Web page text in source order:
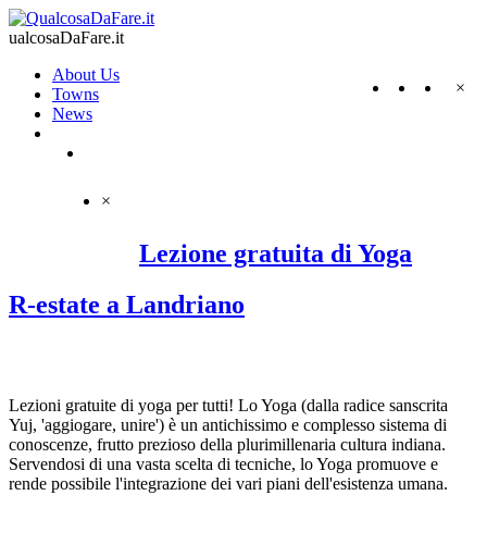
ualcosaDaFare.it
×
About Us
Towns
News
×
Lezione gratuita di Yoga
R-estate a Landriano
Lezioni gratuite di yoga per tutti! Lo Yoga (dalla radice sanscrita
Yuj, 'aggiogare, unire') è un antichissimo e complesso sistema di
conoscenze, frutto prezioso della plurimillenaria cultura indiana.
Servendosi di una vasta scelta di tecniche, lo Yoga promuove e
rende possibile l'integrazione dei vari piani dell'esistenza umana.